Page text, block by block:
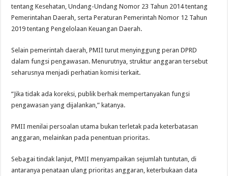
tentang Kesehatan, Undang-Undang Nomor 23 Tahun 2014 tentang
Pemerintahan Daerah, serta Peraturan Pemerintah Nomor 12 Tahun
2019 tentang Pengelolaan Keuangan Daerah.
Selain pemerintah daerah, PMII turut menyinggung peran DPRD
dalam fungsi pengawasan. Menurutnya, struktur anggaran tersebut
seharusnya menjadi perhatian komisi terkait.
“Jika tidak ada koreksi, publik berhak mempertanyakan fungsi
pengawasan yang dijalankan,” katanya.
PMII menilai persoalan utama bukan terletak pada keterbatasan
anggaran, melainkan pada penentuan prioritas.
Sebagai tindak lanjut, PMII menyampaikan sejumlah tuntutan, di
antaranya penataan ulang prioritas anggaran, keterbukaan data